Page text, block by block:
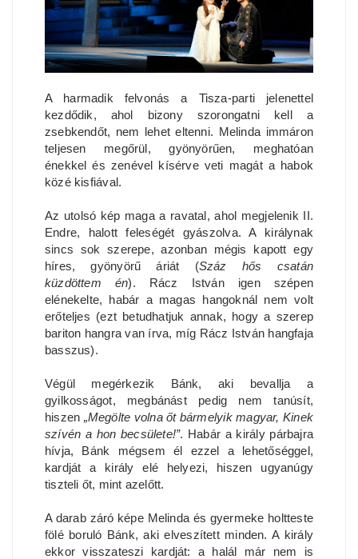
A harmadik felvonás a Tisza-parti jelenettel
kezdődik, ahol bizony szorongatni kell a
zsebkendőt, nem lehet eltenni. Melinda immáron
teljesen megőrül, gyönyörűen, meghatóan
énekkel és zenével kísérve veti magát a habok
közé kisfiával.
Az utolsó kép maga a ravatal, ahol megjelenik II.
Endre, halott feleségét gyászolva. A királynak
sincs sok szerepe, azonban mégis kapott egy
híres, gyönyörű áriát (Száz hős csatán
küzdöttem én). Rácz István igen szépen
elénekelte, habár a magas hangoknál nem volt
erőteljes (ezt betudhatjuk annak, hogy a szerep
bariton hangra van írva, míg Rácz István hangfaja
basszus).
Végül megérkezik Bánk, aki bevallja a
gyilkosságot, megbánást pedig nem tanúsít,
hiszen „Megölte volna őt bármelyik magyar, Kinek
szívén a hon becsülete!”. Habár a király párbajra
hívja, Bánk mégsem él ezzel a lehetőséggel,
kardját a király elé helyezi, hiszen ugyanúgy
tiszteli őt, mint azelőtt.
A darab záró képe Melinda és gyermeke holtteste
fölé boruló Bánk, aki elveszített minden. A király
ekkor visszateszi kardját: a halál már nem is